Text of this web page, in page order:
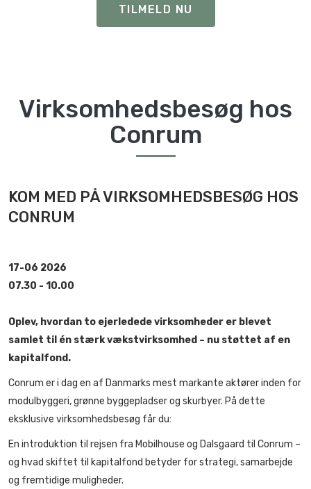
TILMELD NU
Virksomhedsbesøg hos
Conrum
KOM MED PÅ VIRKSOMHEDSBESØG HOS
CONRUM
17-06 2026
07.30 - 10.00
Oplev, hvordan to ejerledede virksomheder er blevet
samlet til én stærk vækstvirksomhed – nu støttet af en
kapitalfond.
Conrum er i dag en af Danmarks mest markante aktører inden for
modulbyggeri, grønne byggepladser og skurbyer. På dette
eksklusive virksomhedsbesøg får du:
En introduktion til rejsen fra Mobilhouse og Dalsgaard til Conrum –
og hvad skiftet til kapitalfond betyder for strategi, samarbejde
og fremtidige muligheder.